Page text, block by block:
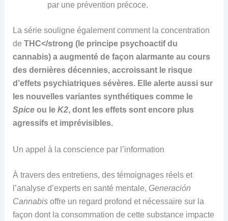
par une prévention précoce.
La série souligne également comment la concentration
de THC</strong (le principe psychoactif du
cannabis) a augmenté de façon alarmante au cours
des dernières décennies, accroissant le risque
d’effets psychiatriques sévères. Elle alerte aussi sur
les nouvelles variantes synthétiques comme le
Spiceou le K2, dont les effets sont encore plus
agressifs et imprévisibles.
Un appel à la conscience par l’information
À travers des entretiens, des témoignages réels et
l’analyse d’experts en santé mentale, Generación
Cannabisoffre un regard profond et nécessaire sur la
façon dont la consommation de cette substance impacte